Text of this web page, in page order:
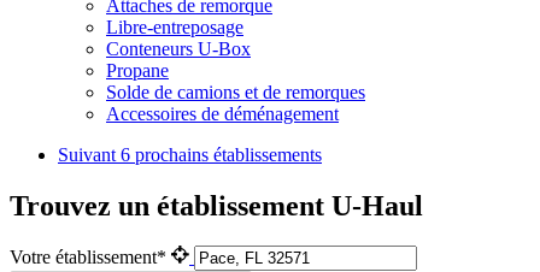
Attaches de remorque
Libre-entreposage
Conteneurs U-Box
Propane
Solde de camions et de remorques
Accessoires de déménagement
Suivant 6 prochains établissements
Trouvez un établissement U-Haul
Votre établissement*